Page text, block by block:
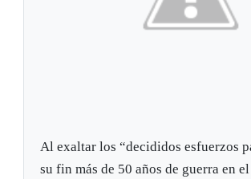
Al exaltar los “decididos esfuerzos
su fin más de 50 años de guerra en